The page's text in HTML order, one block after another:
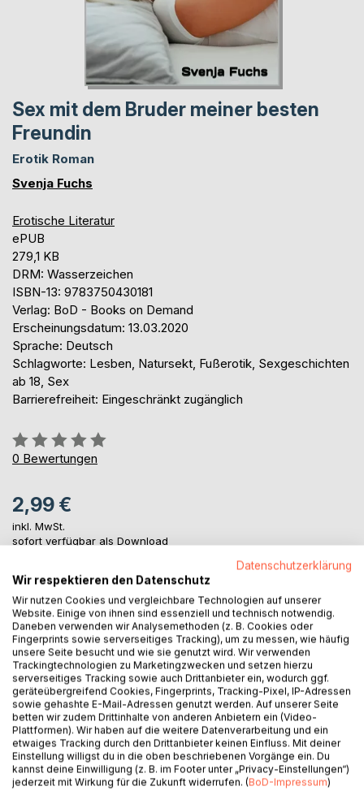
Sex mit dem Bruder meiner besten
Freundin
Erotik Roman
Svenja Fuchs
Erotische Literatur
ePUB
279,1 KB
DRM: Wasserzeichen
ISBN-13: 9783750430181
Verlag: BoD - Books on Demand
Erscheinungsdatum: 13.03.2020
Sprache: Deutsch
Schlagworte: Lesben, Natursekt, Fußerotik, Sexgeschichten
ab 18, Sex
Barrierefreiheit: Eingeschränkt zugänglich
Bewertung::
0%
0 Bewertungen
2,99 €
inkl. MwSt.
sofort verfügbar als Download
IN DEN WARENKORB
Auf die Merkliste
Titel bewerten
BESCHREIBUNG
Datenschutzerklärung
Wir respektieren den Datenschutz
Wir nutzen Cookies und vergleichbare Technologien auf unserer
Website. Einige von ihnen sind essenziell und technisch notwendig.
Daneben verwenden wir Analysemethoden (z. B. Cookies oder
Fingerprints sowie serverseitiges Tracking), um zu messen, wie häufig
unsere Seite besucht und wie sie genutzt wird. Wir verwenden
Trackingtechnologien zu Marketingzwecken und setzen hierzu
serverseitiges Tracking sowie auch Drittanbieter ein, wodurch ggf.
geräteübergreifend Cookies, Fingerprints, Tracking-Pixel, IP-Adressen
sowie gehashte E-Mail-Adressen genutzt werden. Auf unserer Seite
betten wir zudem Drittinhalte von anderen Anbietern ein (Video-
Plattformen). Wir haben auf die weitere Datenverarbeitung und ein
etwaiges Tracking durch den Drittanbieter keinen Einfluss. Mit deiner
Einstellung willigst du in die oben beschriebenen Vorgänge ein. Du
kannst deine Einwilligung (z. B. im Footer unter „Privacy-Einstellungen“)
jederzeit mit Wirkung für die Zukunft widerrufen. (BoD-Impressum)